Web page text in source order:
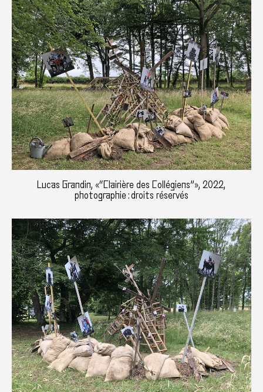
Lucas Grandin, «“Clairière des Collégiens”», 2022,
photographie : droits réservés